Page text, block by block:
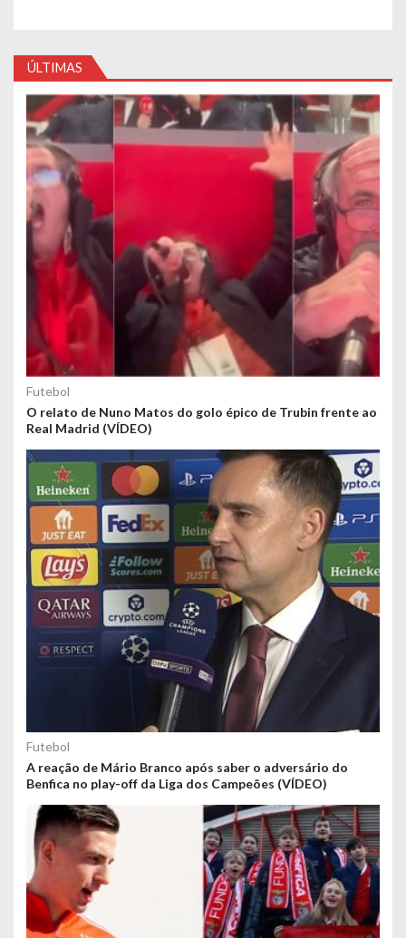
ÚLTIMAS
Futebol
O relato de Nuno Matos do golo épico de Trubin frente ao
Real Madrid (VÍDEO)
Futebol
A reação de Mário Branco após saber o adversário do
Benfica no play-off da Liga dos Campeões (VÍDEO)